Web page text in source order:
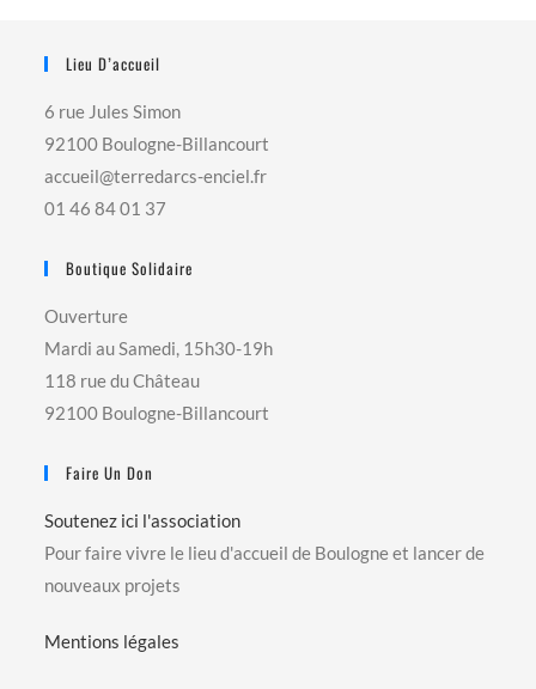
Lieu D’accueil
6 rue Jules Simon
92100 Boulogne-Billancourt
accueil@terredarcs-enciel.fr
01 46 84 01 37
Boutique Solidaire
Ouverture
Mardi au Samedi, 15h30-19h
118 rue du Château
92100 Boulogne-Billancourt
Faire Un Don
Soutenez ici l'association
Pour faire vivre le lieu d'accueil de Boulogne et lancer de
nouveaux projets
Mentions légales